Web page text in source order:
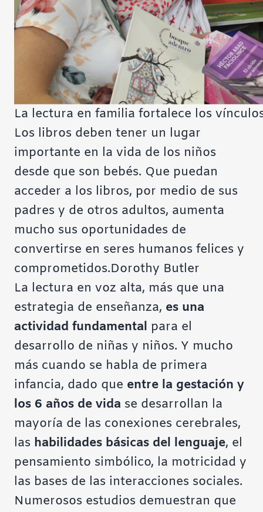
La lectura en familia fortalece los
Los libros deben tener un lugar
importante en la vida de los niños
desde que son bebés. Que puedan
acceder a los libros, por medio de sus
padres y de otros adultos, aumenta
mucho sus oportunidades de
convertirse en seres humanos felices y
comprometidos.Dorothy Butler
La lectura en voz alta, más que una
estrategia de enseñanza, es una
actividad fundamental para el
desarrollo de niñas y niños. Y mucho
más cuando se habla de primera
infancia, dado que entre la gestación y
los 6 años de vida se desarrollan la
mayoría de las conexiones cerebrales,
las habilidades básicas del lenguaje, el
pensamiento simbólico, la motricidad y
las bases de las interacciones sociales.
Numerosos estudios demuestran que